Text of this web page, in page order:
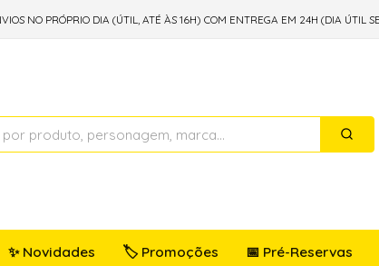
NO PRÓPRIO DIA (ÚTIL, ATÉ ÀS 16H) COM ENTREGA EM 24H (DIA ÚTIL
✨ Novidades 🏷️ Promoções 📅 Pré-Reservas